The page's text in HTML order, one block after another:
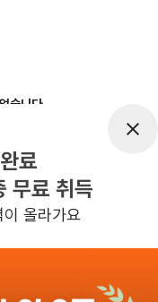
습니다
인하기
료
무료 취득
올라가요